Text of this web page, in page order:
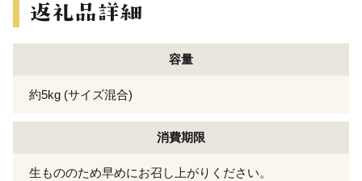
容量
約5kg (サイズ混合)
消費期限
生もののため早めにお召し上がりください。